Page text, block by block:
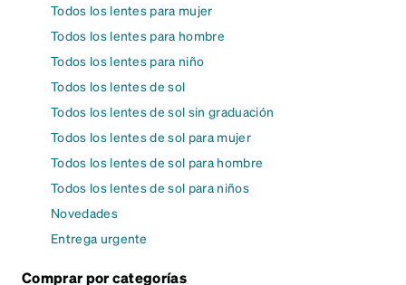
Todos los lentes para mujer
Todos los lentes para hombre
Todos los lentes para niño
Todos los lentes de sol
Todos los lentes de sol sin graduación
Todos los lentes de sol para mujer
Todos los lentes de sol para hombre
Todos los lentes de sol para niños
Novedades
Entrega urgente
Comprar por categorías